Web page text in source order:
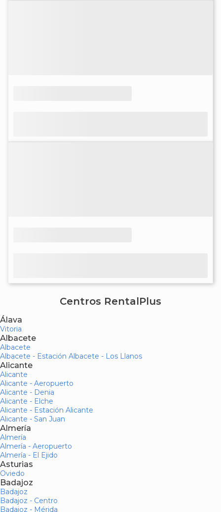
Centros RentalPlus
Álava
Vitoria
Albacete
Albacete
Albacete - Estación Albacete - Los Llanos
Alicante
Alicante
Alicante - Aeropuerto
Alicante - Denia
Alicante - Elche
Alicante - Estación Alicante
Alicante - San Juan
Almería
Almería
Almería - Aeropuerto
Almería - El Ejido
Asturias
Oviedo
Badajoz
Badajoz
Badajoz - Centro
Badajoz - Mérida